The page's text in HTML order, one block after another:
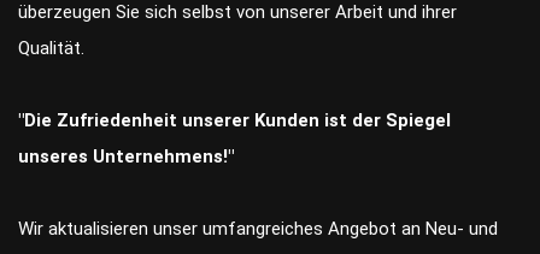
überzeugen Sie sich selbst von unserer Arbeit und ihrer
Qualität.
"Die Zufriedenheit unserer Kunden ist der Spiegel
unseres Unternehmens!"
Wir aktualisieren unser umfangreiches Angebot an Neu- und